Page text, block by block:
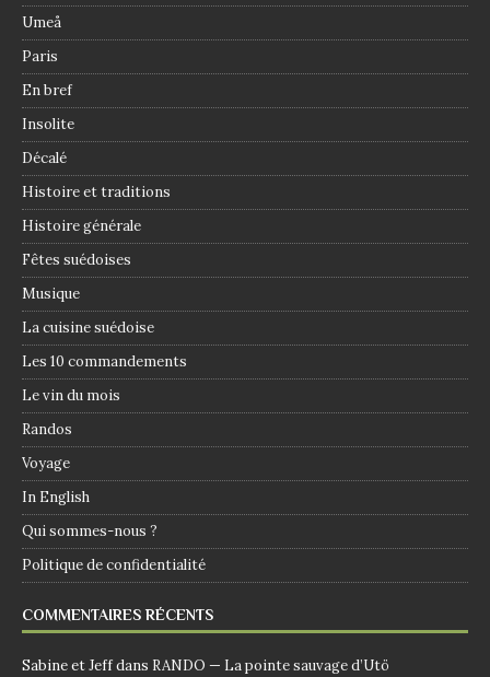
Umeå
Paris
En bref
Insolite
Décalé
Histoire et traditions
Histoire générale
Fêtes suédoises
Musique
La cuisine suédoise
Les 10 commandements
Le vin du mois
Randos
Voyage
In English
Qui sommes-nous ?
Politique de confidentialité
COMMENTAIRES RÉCENTS
Sabine et Jeffdans RANDO — La pointe sauvage d’Utö